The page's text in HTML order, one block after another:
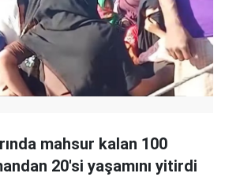
mahsur kalan 100
20'si yaşamını yitirdi